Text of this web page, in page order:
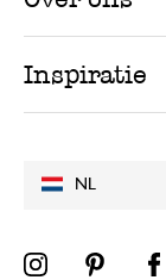
NL
Inspiratie